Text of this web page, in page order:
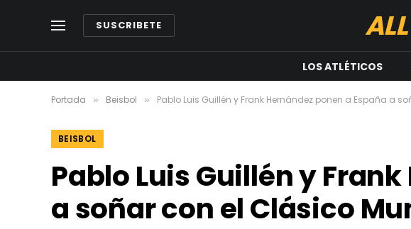
SUSCRIBETE
LOS ATLÉTICOS
Portada » Beisbol » Pablo Luis Guillén y Frank Hernández ponen a España a
BEISBOL
Pablo Luis Guillén y
a soñar con el Clásico